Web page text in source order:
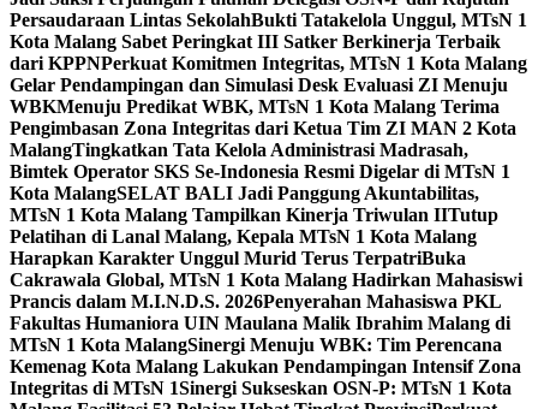
Persaudaraan Lintas SekolahBukti Tatakelola Unggul, MTsN 1
Kota Malang Sabet Peringkat III Satker Berkinerja Terbaik
dari KPPNPerkuat Komitmen Integritas, MTsN 1 Kota Malang
Gelar Pendampingan dan Simulasi Desk Evaluasi ZI Menuju
WBKMenuju Predikat WBK, MTsN 1 Kota Malang Terima
Pengimbasan Zona Integritas dari Ketua Tim ZI MAN 2 Kota
MalangTingkatkan Tata Kelola Administrasi Madrasah,
Bimtek Operator SKS Se-Indonesia Resmi Digelar di MTsN 1
Kota MalangSELAT BALI Jadi Panggung Akuntabilitas,
MTsN 1 Kota Malang Tampilkan Kinerja Triwulan IITutup
Pelatihan di Lanal Malang, Kepala MTsN 1 Kota Malang
Harapkan Karakter Unggul Murid Terus TerpatriBuka
Cakrawala Global, MTsN 1 Kota Malang Hadirkan Mahasiswi
Prancis dalam M.I.N.D.S. 2026Penyerahan Mahasiswa PKL
Fakultas Humaniora UIN Maulana Malik Ibrahim Malang di
MTsN 1 Kota MalangSinergi Menuju WBK: Tim Perencana
Kemenag Kota Malang Lakukan Pendampingan Intensif Zona
Integritas di MTsN 1Sinergi Sukseskan OSN-P: MTsN 1 Kota